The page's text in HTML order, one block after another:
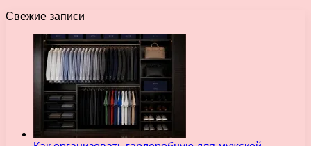
Свежие записи